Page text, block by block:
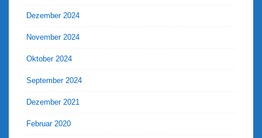
Dezember 2024
November 2024
Oktober 2024
September 2024
Dezember 2021
Februar 2020